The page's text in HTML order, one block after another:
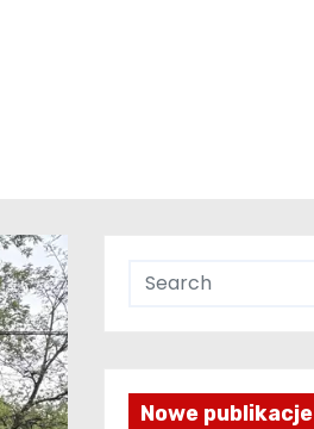
Nowe publikacje